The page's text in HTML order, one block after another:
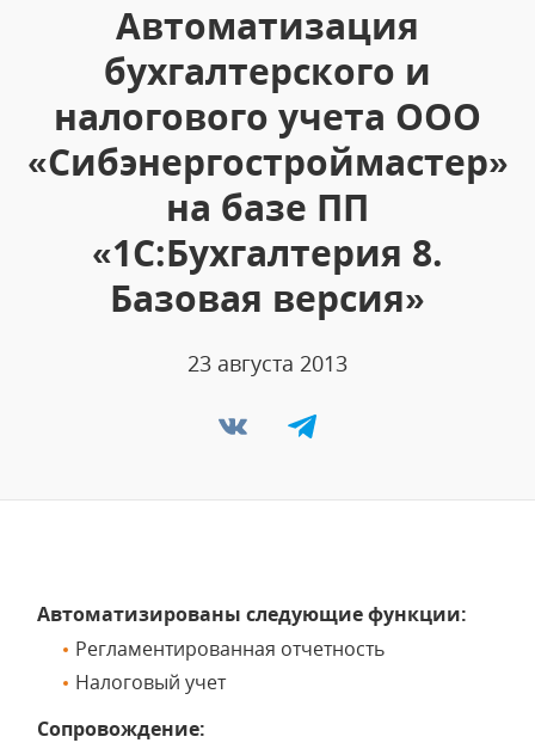
Автоматизация
бухгалтерского и
налогового учета ООО
«Сибэнергостроймастер»
на базе ПП
«1С:Бухгалтерия 8.
Базовая версия»
23 августа 2013
Автоматизированы следующие функции:
Регламентированная отчетность
Налоговый учет
Сопровождение: